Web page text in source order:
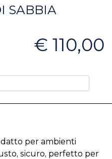
SABBIA
€ 110,00
per ambienti
sicuro, perfetto per